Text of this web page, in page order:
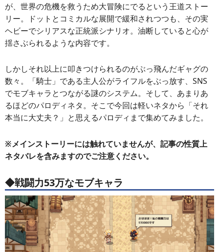
が、世界の危機を救うため大冒険にでるという王道ストー
リー。ドットとコミカルな展開で緩和されつつも、その実
ヘビーでシリアスな正統派シナリオ。油断していると心が
揺さぶられるような内容です。
しかしそれ以上に叩きつけられるのがぶっ飛んだギャグの
数々。「騎士」である主人公がライフルをぶっ放す、SNS
でモブキャラとつながる謎のシステム。そして、あまりあ
るほどのパロディネタ。そこで今回は軽いネタから「それ
本当に大丈夫？」と思えるパロディまで集めてみました。
※メインストーリーには触れていませんが、記事の性質上
ネタバレを含みますのでご注意ください。
◆戦闘力53万なモブキャラ